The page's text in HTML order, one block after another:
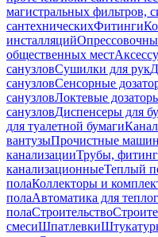
магистральных фильтров,
сантехническихФитинги
инсталляций
общественных мест
санузловСушилки для рук
санузловСенсорные
санузловЛоктевые
санузловДиспенсеры для
для туалетной бумаги
вантузыПрочистные
канализацииТрубы,
канализационныеТеплый
полаКоллекторы и
полаАвтоматика для
полаСтроительство
смесиШпатлевки